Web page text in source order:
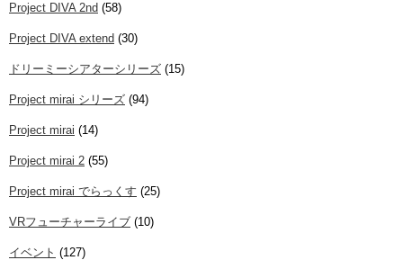
Project DIVA 2nd (58)
Project DIVA extend (30)
ドリーミーシアターシリーズ (15)
Project mirai シリーズ (94)
Project mirai (14)
Project mirai 2 (55)
Project mirai でらっくす (25)
VRフューチャーライブ (10)
イベント (127)